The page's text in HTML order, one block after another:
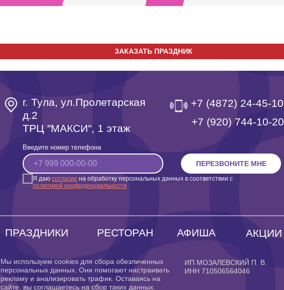
ЗАКАЗАТЬ ПРАЗДНИК
г. Тула, ул.Пролетарская
д.2
ТРЦ "МАКСИ", 1 этаж
Введите номер телефона
Я даю согласие на обработку персональных данных в соответствии с
политикой конфиденциальности
ПЕРЕЗВОНИТЕ МНЕ
+7 (4872) 24-45-10
‎+7 (920) 744-10-20
ИП МОЗАЛЕВСКИЙ П. В.
ИНН 710506564046
Мы используем cookies для сбора обезличенных
персональных данных. Они помогают настраивать
рекламу и анализировать трафик. Оставаясь на
сайте, вы соглашаетесь на сбор таких данных.
ПРАЗДНИКИ РЕСТОРАН АФИША АКЦИИ